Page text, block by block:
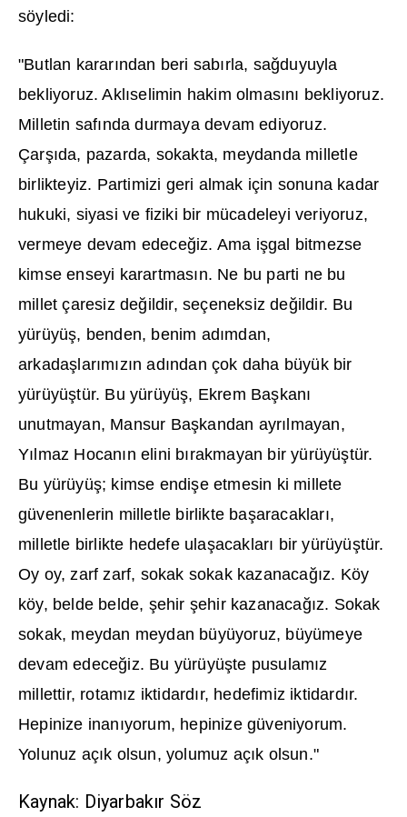
söyledi:
"Butlan kararından beri sabırla, sağduyuyla
bekliyoruz. Akl ıselimin hakim olmasını bekliyoruz.
Milletin safında durmaya devam ediyoruz.
Çarşıda, pazarda, sokakta, meydanda milletle
birlikteyiz. Partimizi geri almak için sonuna kadar
hukuki, siyasi ve fiziki bir mücadeleyi veriyoruz,
vermeye devam edeceğiz. Ama işgal bitmezse
kimse enseyi karartmasın. Ne bu parti ne bu
millet çaresiz değildir, seçeneksiz değildir. Bu
yürüyüş, benden, benim adımdan,
arkadaş larımızın adından çok daha büyük bir
yürüyüştür. Bu yürüyüş, Ekrem Başkanı
unutmayan, Mansur Başkandan ayrı lmayan,
Yı lmaz Hocanın elini bırakmayan bir yürüyüştür.
Bu yürüyüş; kimse endişe etmesin ki millete
güvenenlerin milletle birlikte başaracakları,
milletle birlikte hedefe ulaşacakları bir yürüyüştür.
Oy oy, zarf zarf, sokak sokak kazanacağız. Köy
köy, belde belde, şehir şehir kazanacağız. Sokak
sokak, meydan meydan büyüyoruz, büyümeye
devam edeceğiz. Bu yürüyüşte pusulamız
millettir, rotamız iktidardır, hedefimiz iktidardır.
Hepinize inanıyorum, hepinize güveniyorum.
Yolunuz açık olsun, yolumuz açık olsun."
Kaynak: Diyarbakır Söz